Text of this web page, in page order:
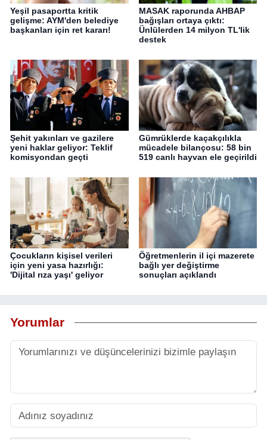
Yeşil pasaportta kritik
gelişme: AYM'den belediye
başkanları için ret kararı!
MASAK raporunda AHBAP
bağışları ortaya çıktı:
Ünlülerden 14 milyon TL'lik
destek
Şehit yakınları ve gazilere
yeni haklar geliyor: Teklif
komisyondan geçti
Gümrüklerde kaçakçılıkla
mücadele bilançosu: 58 bin
519 canlı hayvan ele geçirildi
Çocukların kişisel verileri
için yeni yasa hazırlığı:
'Dijital rıza yaşı' geliyor
Öğretmenlerin il içi mazerete
bağlı yer değiştirme
sonuçları açıklandı
Yorumlar